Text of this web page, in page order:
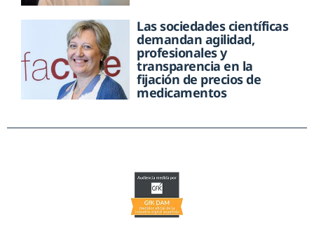
Las sociedades científicas
demandan agilidad,
profesionales y
transparencia en la
fijación de precios de
medicamentos